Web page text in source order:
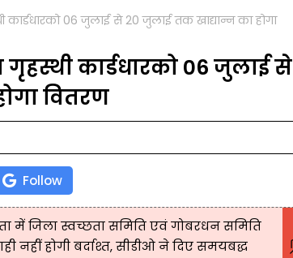
कार्डधारको 06 जुलाई से 20 जुलाई तक खाद्यान्न का होगा
गृहस्थी कार्डधारको 06 जुलाई से
वितरण
Follow
में जिला स्वच्छता समिति एवं गोबरधन समिति
नहीं होगी बर्दाश्त, सीडीओ ने दिए समयबद्ध